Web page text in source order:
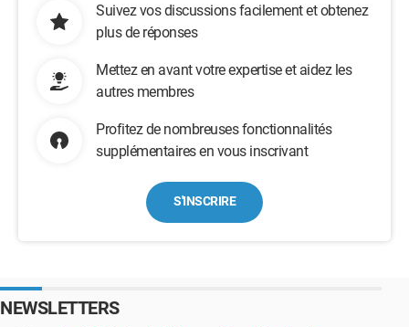
Suivez vos discussions facilement et obtenez
plus de réponses
Mettez en avant votre expertise et aidez les
autres membres
Profitez de nombreuses fonctionnalités
supplémentaires en vous inscrivant
S'INSCRIRE
NEWSLETTERS